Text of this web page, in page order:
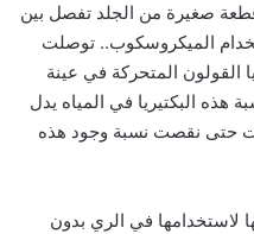
صغيرة من الجلد تفصل بين
الميكروسكوب.. توصلت
القولون المتحركة في عينة
هذه البكتيريا في المياه يدل
حتى نقصت نسبة وجود هذه
لاستخدامها في الري بدون